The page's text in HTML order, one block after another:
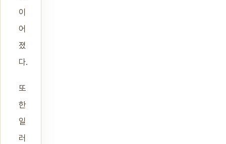
이
어
졌
다.
또
한
일
러